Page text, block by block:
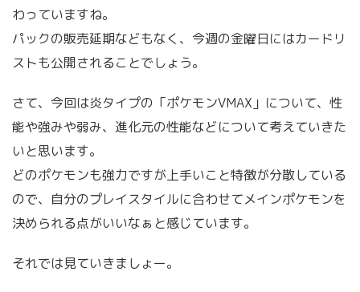
わっていますね。
パックの販売延期などもなく、今週の金曜日にはカードリ
ストも公開されることでしょう。
さて、今回は炎タイプの「ポケモンVMAX」について、性
能や強みや弱み、進化元の性能などについて考えていきた
いと思います。
どのポケモンも強力ですが上手いこと特徴が分散している
ので、自分のプレイスタイルに合わせてメインポケモンを
決められる点がいいなぁと感じています。
それでは見ていきましょー。